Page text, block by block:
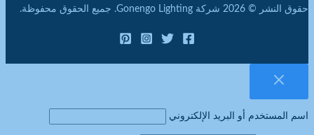
حقوق النشر © 2026 شركة Gonengo Lighting. جميع الحقوق محفوظة.
اسم المستخدم أو البريد الإلكتروني